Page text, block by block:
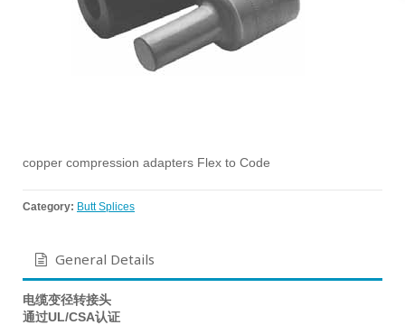
copper compression adapters Flex to Code
Category: Butt Splices
General Details
电缆变径转接头
通过UL/CSA认证